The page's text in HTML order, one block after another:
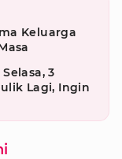
Keluarga
3
Lagi, Ingin